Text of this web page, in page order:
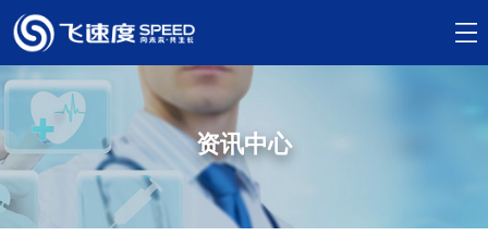
资讯中心